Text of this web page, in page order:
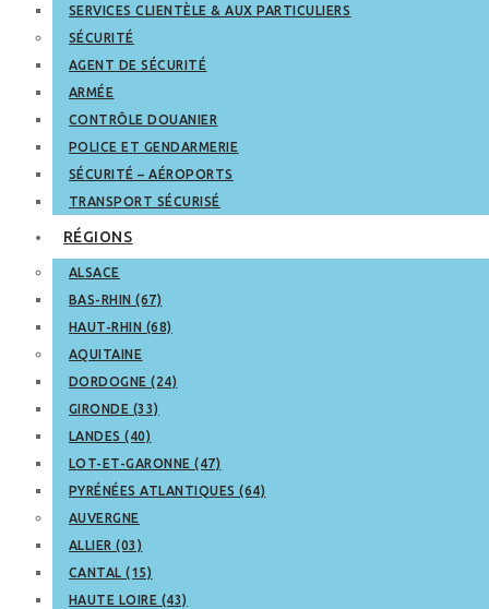
SERVICES CLIENTÈLE & AUX PARTICULIERS
SÉCURITÉ
AGENT DE SÉCURITÉ
ARMÉE
CONTRÔLE DOUANIER
POLICE ET GENDARMERIE
SÉCURITÉ – AÉROPORTS
TRANSPORT SÉCURISÉ
RÉGIONS
ALSACE
BAS-RHIN (67)
HAUT-RHIN (68)
AQUITAINE
DORDOGNE (24)
GIRONDE (33)
LANDES (40)
LOT-ET-GARONNE (47)
PYRÉNÉES ATLANTIQUES (64)
AUVERGNE
ALLIER (03)
CANTAL (15)
HAUTE LOIRE (43)